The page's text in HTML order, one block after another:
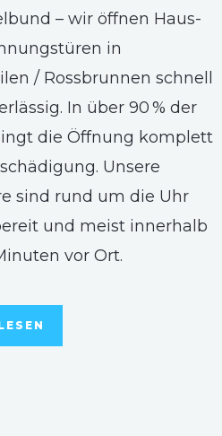
– wir öffnen Haus-
in
/ Rossbrunnen schnell
In über 90 % der
die Öffnung komplett
Unsere
sind rund um die Uhr
und meist innerhalb
vor Ort.